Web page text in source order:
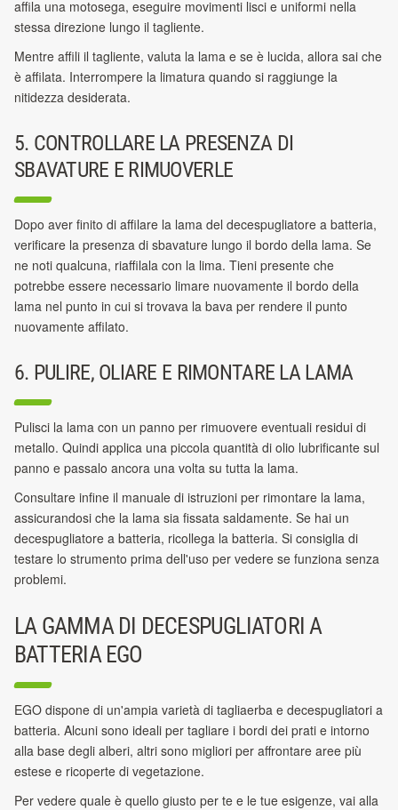
affila una motosega, eseguire movimenti lisci e uniformi nella
stessa direzione lungo il tagliente.
Mentre affili il tagliente, valuta la lama e se è lucida, allora sai che
è affilata. Interrompere la limatura quando si raggiunge la
nitidezza desiderata.
5. CONTROLLARE LA PRESENZA DI
SBAVATURE E RIMUOVERLE
Dopo aver finito di affilare la lama del decespugliatore a batteria,
verificare la presenza di sbavature lungo il bordo della lama. Se
ne noti qualcuna, riaffilala con la lima. Tieni presente che
potrebbe essere necessario limare nuovamente il bordo della
lama nel punto in cui si trovava la bava per rendere il punto
nuovamente affilato.
6. PULIRE, OLIARE E RIMONTARE LA LAMA
Pulisci la lama con un panno per rimuovere eventuali residui di
metallo. Quindi applica una piccola quantità di olio lubrificante sul
panno e passalo ancora una volta su tutta la lama.
Consultare infine il manuale di istruzioni per rimontare la lama,
assicurandosi che la lama sia fissata saldamente. Se hai un
decespugliatore a batteria, ricollega la batteria. Si consiglia di
testare lo strumento prima dell'uso per vedere se funziona senza
problemi.
LA GAMMA DI DECESPUGLIATORI A
BATTERIA EGO
EGO dispone di un'ampia varietà di tagliaerba e decespugliatori a
batteria. Alcuni sono ideali per tagliare i bordi dei prati e intorno
alla base degli alberi, altri sono migliori per affrontare aree più
estese e ricoperte di vegetazione.
Per vedere quale è quello giusto per te e le tue esigenze, vai alla